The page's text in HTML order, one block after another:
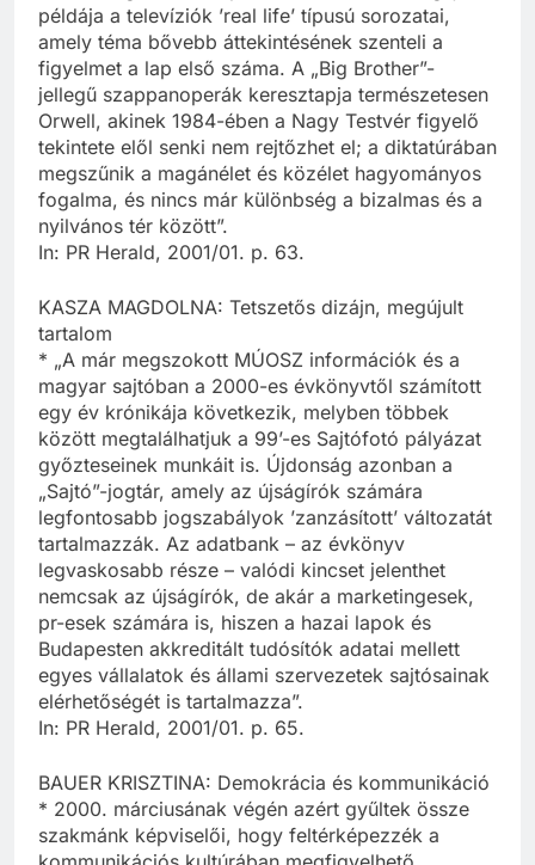
példája a televíziók ’real life’ típusú sorozatai,
amely téma bővebb áttekintésének szenteli a
figyelmet a lap első száma. A „Big Brother”-
jellegű szappanoperák keresztapja természetesen
Orwell, akinek 1984-ében a Nagy Testvér figyelő
tekintete elől senki nem rejtőzhet el; a diktatúrában
megszűnik a magánélet és közélet hagyományos
fogalma, és nincs már különbség a bizalmas és a
nyilvános tér között”.
In: PR Herald, 2001/01. p. 63.
KASZA MAGDOLNA: Tetszetős dizájn, megújult
tartalom
* „A már megszokott MÚOSZ információk és a
magyar sajtóban a 2000-es évkönyvtől számított
egy év krónikája következik, melyben többek
között megtalálhatjuk a 99’-es Sajtófotó pályázat
győzteseinek munkáit is. Újdonság azonban a
„Sajtó”-jogtár, amely az újságírók számára
legfontosabb jogszabályok ’zanzásított’ változatát
tartalmazzák. Az adatbank – az évkönyv
legvaskosabb része – valódi kincset jelenthet
nemcsak az újságírók, de akár a marketingesek,
pr-esek számára is, hiszen a hazai lapok és
Budapesten akkreditált tudósítók adatai mellett
egyes vállalatok és állami szervezetek sajtósainak
elérhetőségét is tartalmazza”.
In: PR Herald, 2001/01. p. 65.
BAUER KRISZTINA: Demokrácia és kommunikáció
* 2000. márciusának végén azért gyűltek össze
szakmánk képviselői, hogy feltérképezzék a